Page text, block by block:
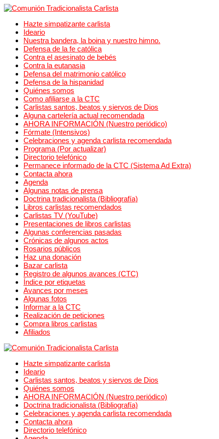
Hazte simpatizante carlista
Ideario
Nuestra bandera, la boina y nuestro himno.
Defensa de la fe católica
Contra el asesinato de bebés
Contra la eutanasia
Defensa del matrimonio católico
Defensa de la hispanidad
Quiénes somos
Como afiliarse a la CTC
Carlistas santos, beatos y siervos de Dios
Alguna cartelería actual recomendada
AHORA INFORMACIÓN (Nuestro periódico)
Fórmate (Intensivos)
Celebraciones y agenda carlista recomendada
Programa (Por actualizar)
Directorio telefónico
Permanece informado de la CTC (Sistema Ad Extra)
Contacta ahora
Agenda
Algunas notas de prensa
Doctrina tradicionalista (Bibliografía)
Libros carlistas recomendados
Carlistas TV (YouTube)
Presentaciones de libros carlistas
Algunas conferencias pasadas
Crónicas de algunos actos
Rosarios públicos
Haz una donación
Bazar carlista
Registro de algunos avances (CTC)
Índice por etiquetas
Avances por meses
Algunas fotos
Informar a la CTC
Realización de peticiones
Compra libros carlistas
Afiliados
Hazte simpatizante carlista
Ideario
Carlistas santos, beatos y siervos de Dios
Quiénes somos
AHORA INFORMACIÓN (Nuestro periódico)
Doctrina tradicionalista (Bibliografía)
Celebraciones y agenda carlista recomendada
Contacta ahora
Directorio telefónico